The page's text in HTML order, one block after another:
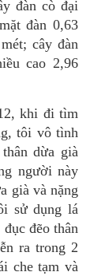
đàn cò đại
đàn 0,63
cây đàn
cao 2,96
khi đi tìm
tôi vô tình
dừa già
người này
già và nặng
sử dụng lá
đẽo thân
ra trong 2
che tạm và